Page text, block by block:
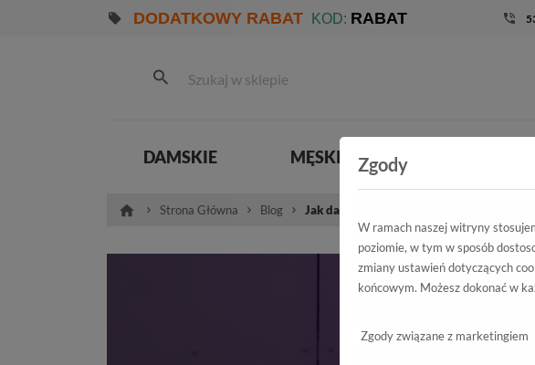
DODATKOWY RABAT KOD: RABAT
DAMSKIE MĘSKIE
Strona Główna Blog Jak dać drugie życie białym sneakersom?
Zgody
W ramach naszej witryny
poziomie, w tym w sposób
zmiany ustawień dotyczących
końcowym. Możesz dokonać w
Zgody związane z marketingiem